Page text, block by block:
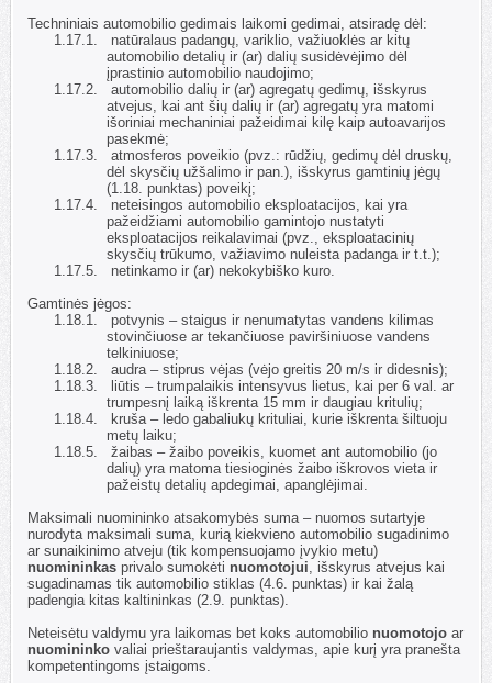
Techniniais automobilio gedimais laikomi gedimai, atsiradę dėl:
1.17.1.
natūralaus padangų, variklio, važiuoklės ar kitų
automobilio detalių ir (ar) dalių susidėvėjimo dėl
įprastinio automobilio naudojimo;
1.17.2.
automobilio dalių ir (ar) agregatų gedimų, išskyrus
atvejus, kai ant šių dalių ir (ar) agregatų yra matomi
išoriniai mechaniniai pažeidimai kilę kaip autoavarijos
pasekmė;
1.17.3.
atmosferos poveikio (pvz.: rūdžių, gedimų dėl druskų,
dėl skysčių užšalimo ir pan.), išskyrus gamtinių jėgų
(1.18. punktas) poveikį;
1.17.4.
neteisingos automobilio eksploatacijos, kai yra
pažeidžiami automobilio gamintojo nustatyti
eksploatacijos reikalavimai (pvz., eksploatacinių
skysčių trūkumo, važiavimo nuleista padanga ir t.t.);
1.17.5.
netinkamo ir (ar) nekokybiško kuro.
Gamtinės jėgos:
1.18.1.
potvynis – staigus ir nenumatytas vandens kilimas
stovinčiuose ar tekančiuose paviršiniuose vandens
telkiniuose;
1.18.2.
audra – stiprus vėjas (vėjo greitis 20 m/s ir didesnis);
1.18.3.
liūtis – trumpalaikis intensyvus lietus, kai per 6 val. ar
trumpesnį laiką iškrenta 15 mm ir daugiau kritulių;
1.18.4.
kruša – ledo gabaliukų krituliai, kurie iškrenta šiltuoju
metų laiku;
1.18.5.
žaibas – žaibo poveikis, kuomet ant automobilio (jo
dalių) yra matoma tiesioginės žaibo iškrovos vieta ir
pažeistų detalių apdegimai, apanglėjimai.
Maksimali nuomininko atsakomybės suma – nuomos sutartyje
nurodyta maksimali suma, kurią kiekvieno automobilio sugadinimo
ar sunaikinimo atveju (tik kompensuojamo įvykio metu)
nuomininkas privalo sumokėti nuomotojui, išskyrus atvejus kai
sugadinamas tik automobilio stiklas (4.6. punktas) ir kai žalą
padengia kitas kaltininkas (2.9. punktas).
Neteisėtu valdymu yra laikomas bet koks automobilio nuomotojoar
nuomininko valiai prieštaraujantis valdymas, apie kurį yra pranešta
kompetentingoms įstaigoms.